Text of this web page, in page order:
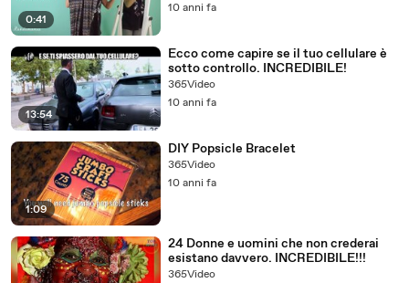
0:41
10 anni fa
13:54
Ecco come capire se il tuo cellulare è
sotto controllo. INCREDIBILE!
365Video
10 anni fa
1:09
DIY Popsicle Bracelet
365Video
10 anni fa
24 Donne e uomini che non crederai
esistano davvero. INCREDIBILE!!!
365Video